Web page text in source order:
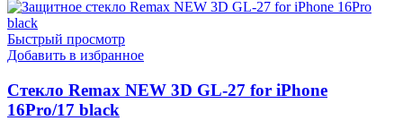
Быстрый просмотр
Добавить в избранное
Стекло Remax NEW 3D GL-27 for iPhone
16Pro/17 black